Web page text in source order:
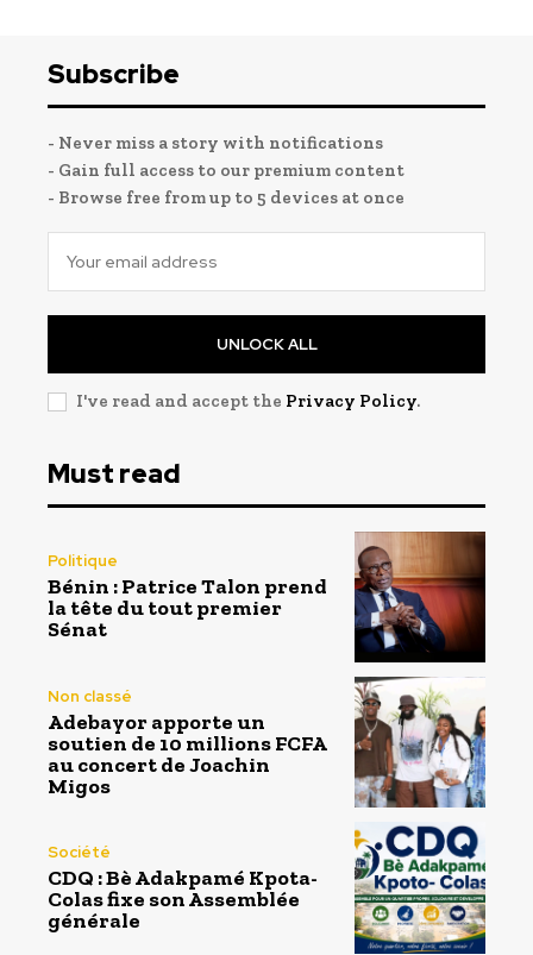
Subscribe
- Never miss a story with notifications
- Gain full access to our premium content
- Browse free from up to 5 devices at once
UNLOCK ALL
I've read and accept the Privacy Policy.
Must read
Politique
Bénin : Patrice Talon prend
la tête du tout premier
Sénat
Non classé
Adebayor apporte un
soutien de 10 millions FCFA
au concert de Joachin
Migos
Société
CDQ : Bè Adakpamé Kpota-
Colas fixe son Assemblée
générale